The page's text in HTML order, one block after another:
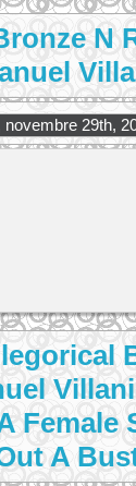
N
novembre 29th,
Female
A